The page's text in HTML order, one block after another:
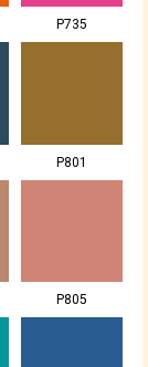
P735
P801
P805